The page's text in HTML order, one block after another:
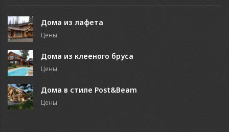
Дома из лафета
Цены
Дома из клееного бруса
Цены
Дома в стиле Post&Beam
Цены